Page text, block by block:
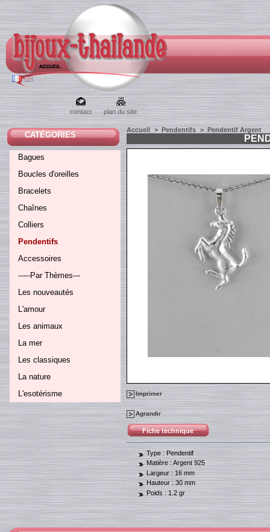
contact plan du site
CATÉGORIES
Bagues
Boucles d'oreilles
Bracelets
Chaînes
Colliers
Pendentifs
Accessoires
-----Par Thèmes---
Les nouveautés
L'amour
Les animaux
La mer
Les classiques
La nature
L'esotérisme
Accueil > Pendentifs > Pendentif Argent
Imprimer
Agrandir
Fiche technique
Type : Pendentif
Matière :Argent 925
Largeur :16 mm
Hauteur :30 mm
Poids : 1.2 gr